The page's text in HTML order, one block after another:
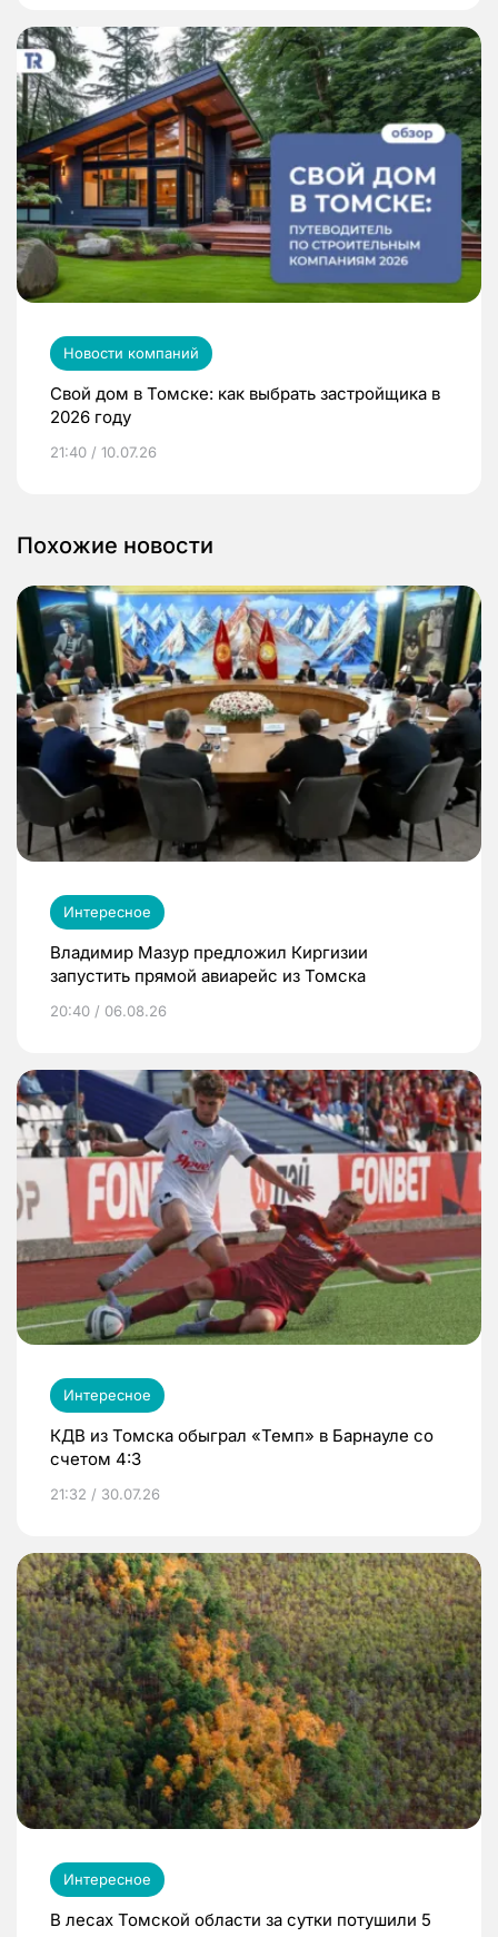
Новости компаний
Свой дом в Томске: как выбрать застройщика в
2026 году
21:40 / 10.07.26
Похожие новости
Интересное
Владимир Мазур предложил Киргизии
запустить прямой авиарейс из Томска
20:40 / 06.08.26
Интересное
КДВ из Томска обыграл «Темп» в Барнауле со
счетом 4:3
21:32 / 30.07.26
Интересное
В лесах Томской области за сутки потушили 5